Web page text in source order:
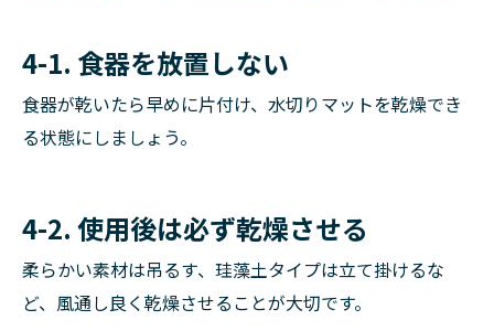
4-1. 食器を放置しない
食器が乾いたら早めに片付け、水切りマットを乾燥でき
る状態にしましょう。
4-2. 使用後は必ず乾燥させる
柔らかい素材は吊るす、珪藻土タイプは立て掛けるな
ど、風通し良く乾燥させることが大切です。